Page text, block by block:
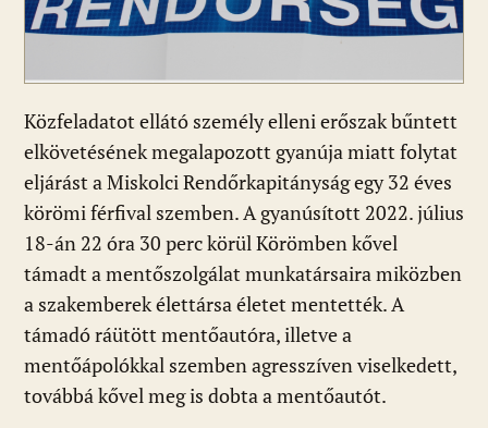
Közfeladatot ellátó személy elleni erőszak bűntett
elkövetésének megalapozott gyanúja miatt folytat
eljárást a Miskolci Rendőrkapitányság egy 32 éves
körömi férfival szemben. A gyanúsított 2022. július
18-án 22 óra 30 perc körül Körömben kővel
támadt a mentőszolgálat munkatársaira miközben
a szakemberek élettársa életet mentették. A
támadó ráütött mentőautóra, illetve a
mentőápolókkal szemben agresszíven viselkedett,
továbbá kővel meg is dobta a mentőautót.